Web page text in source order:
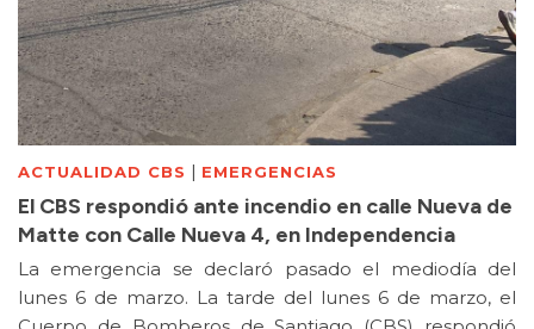
ACTUALIDAD CBS | EMERGENCIAS
El CBS respondió ante incendio en calle Nueva de
Matte con Calle Nueva 4, en Independencia
La emergencia se declaró pasado el mediodía del
lunes 6 de marzo. La tarde del lunes 6 de marzo, el